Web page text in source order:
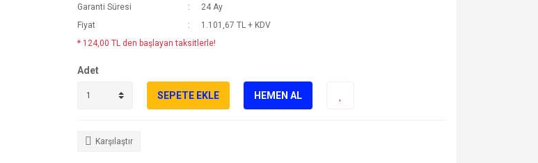
Garanti Süresi
24 Ay
Fiyat
1.101,67 TL + KDV
* 124,00 TL den başlayan taksitlerle!
Adet
SEPETE EKLE HEMEN AL
Karşılaştır